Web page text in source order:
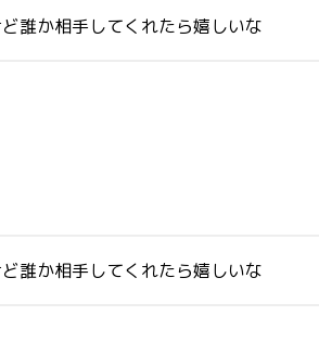
誰か相手してくれたら嬉しいな
誰か相手してくれたら嬉しいな